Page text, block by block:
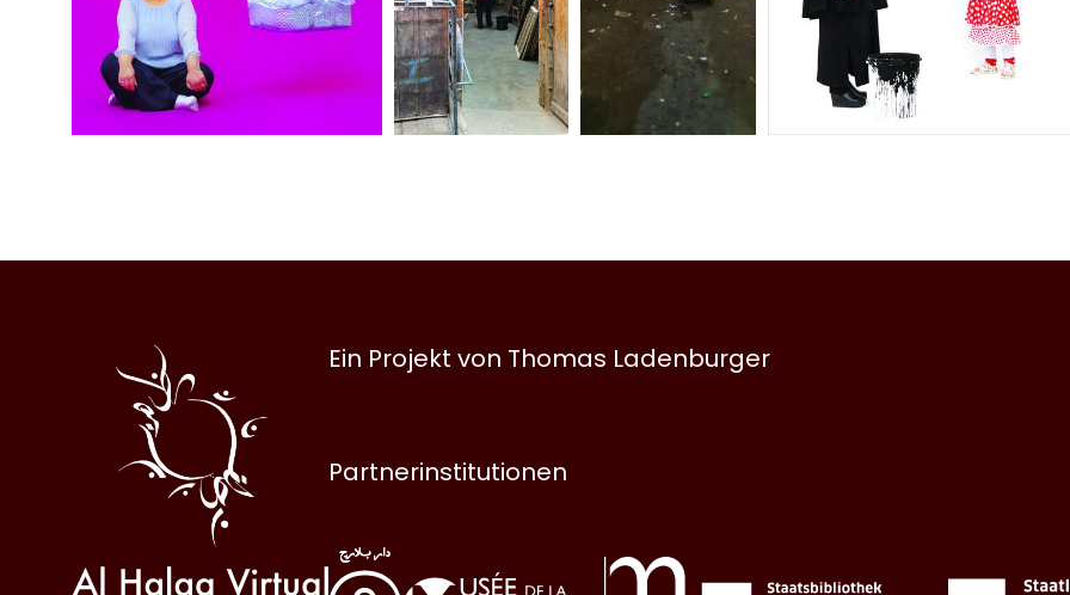
Halqa
Ein Projekt von Thomas Ladenburger
Partnerinstitutionen